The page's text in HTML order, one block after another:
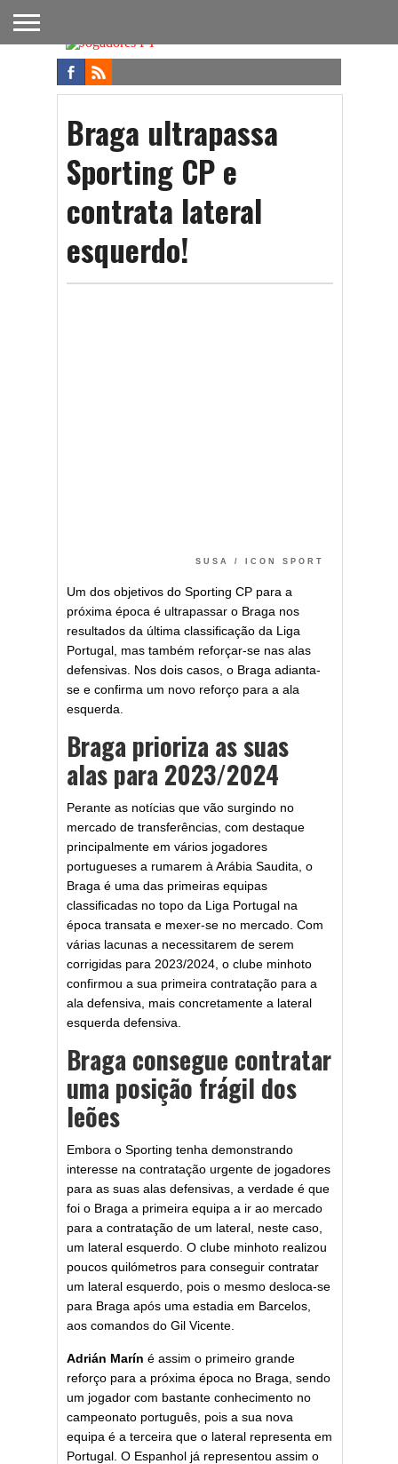
FUTEBOL
NACIONAL
FUTEBOL
INTERNACIONAL
NOTÍCIAS
ONDE
ASSISTIR
FUTEBOL
NA TV
APOSTAS
Braga ultrapassa
Sporting CP e
contrata lateral
esquerdo!
SUSA / ICON SPORT
Um dos objetivos do Sporting CP para a
próxima época é ultrapassar o Braga nos
resultados da última classificação da Liga
Portugal, mas também reforçar-se nas alas
defensivas. Nos dois casos, o Braga adianta-
se e confirma um novo reforço para a ala
esquerda.
Braga prioriza as suas
alas para 2023/2024
Perante as notícias que vão surgindo no
mercado de transferências, com destaque
principalmente em vários jogadores
portugueses a rumarem à Arábia Saudita, o
Braga é uma das primeiras equipas
classificadas no topo da Liga Portugal na
época transata e mexer-se no mercado. Com
várias lacunas a necessitarem de serem
corrigidas para 2023/2024, o clube minhoto
confirmou a sua primeira contratação para a
ala defensiva, mais concretamente a lateral
esquerda defensiva.
Braga consegue contratar
uma posição frágil dos
leões
Embora o Sporting tenha demonstrando
interesse na contratação urgente de jogadores
para as suas alas defensivas, a verdade é que
foi o Braga a primeira equipa a ir ao mercado
para a contratação de um lateral, neste caso,
um lateral esquerdo. O clube minhoto realizou
poucos quilómetros para conseguir contratar
um lateral esquerdo, pois o mesmo desloca-se
para Braga após uma estadia em Barcelos,
aos comandos do Gil Vicente.
Adrián Marín é assim o primeiro grande
reforço para a próxima época no Braga, sendo
um jogador com bastante conhecimento no
campeonato português, pois a sua nova
equipa é a terceira que o lateral representa em
Portugal. O Espanhol já representou assim o